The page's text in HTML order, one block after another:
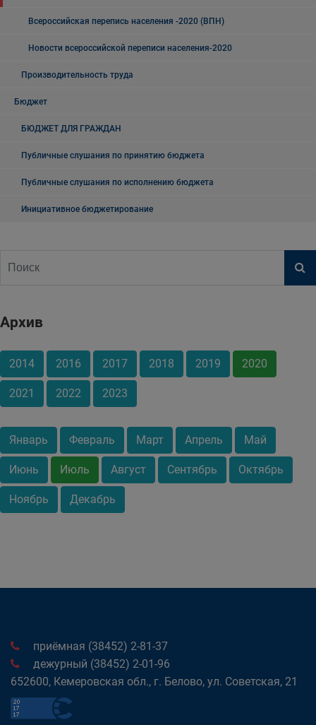
Всероссийская перепись населения -2020 (ВПН)
Новости всероссийской переписи населения-2020
Производительность труда
Бюджет
БЮДЖЕТ ДЛЯ ГРАЖДАН
Публичные слушания по принятию бюджета
Публичные слушания по исполнению бюджета
Инициативное бюджетирование
Архив
2014 2016 2017 2018 2019 2020
2021 2022 2023
Январь Февраль Март Апрель Май
Июнь Июль Август Сентябрь Октябрь
Ноябрь Декабрь
приёмная (38452) 2-81-37
дежурный (38452) 2-01-96
652600, Кемеровская обл., г. Белово, ул. Советская, 21